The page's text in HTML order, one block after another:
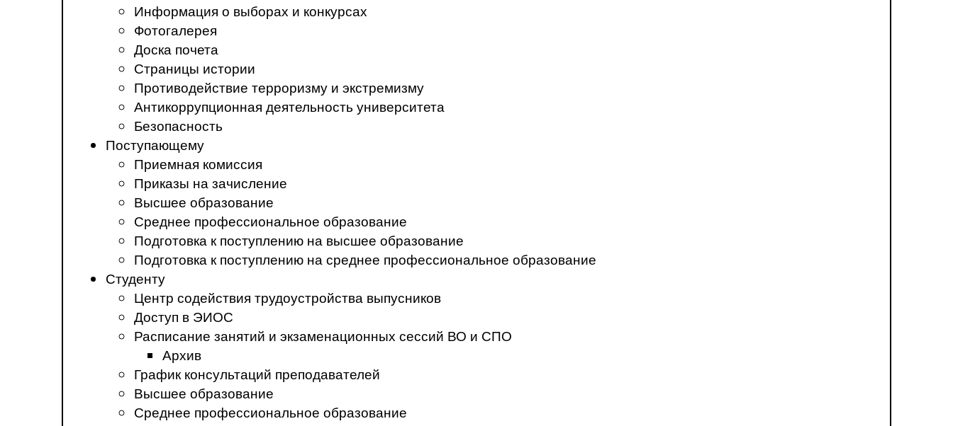
Информация о выборах и конкурсах
Фотогалерея
Доска почета
Страницы истории
Противодействие терроризму и экстремизму
Антикоррупционная деятельность университета
Безопасность
Поступающему
Приемная комиссия
Приказы на зачисление
Высшее образование
Среднее профессиональное образование
Подготовка к поступлению на высшее образование
Подготовка к поступлению на среднее профессиональное образование
Студенту
Центр содействия трудоустройства выпусников
Доступ в ЭИОС
Расписание занятий и экзаменационных сессий ВО и СПО
Архив
График консультаций преподавателей
Высшее образование
Среднее профессиональное образование